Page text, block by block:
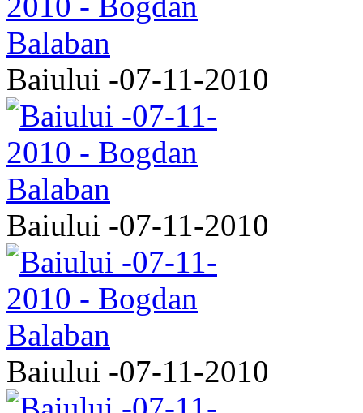
Baiului -07-11-2010
Baiului -07-11-2010
Baiului -07-11-2010